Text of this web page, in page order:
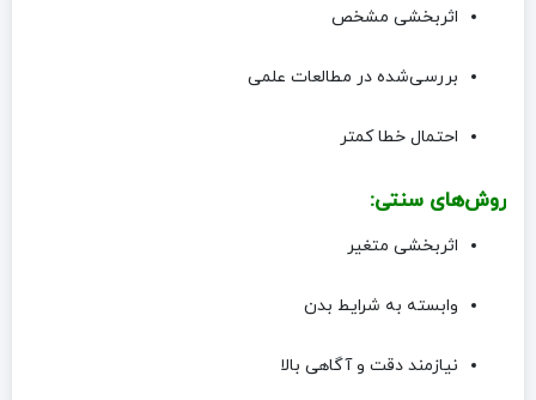
اثربخشی مشخص
بررسی‌شده در مطالعات علمی
احتمال خطا کمتر
روش‌های سنتی:
اثربخشی متغیر
وابسته به شرایط بدن
نیازمند دقت و آگاهی بالا